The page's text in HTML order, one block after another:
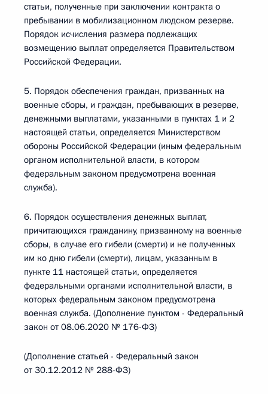
статьи, полученные при заключении контракта о
пребывании в мобилизационном людском резерве.
Порядок исчисления размера подлежащих
возмещению выплат определяется Правительством
Российской Федерации.
5. Порядок обеспечения граждан, призванных на
военные сборы, и граждан, пребывающих в резерве,
денежными выплатами, указанными в пунктах 1 и 2
настоящей статьи, определяется Министерством
обороны Российской Федерации (иным федеральным
органом исполнительной власти, в котором
федеральным законом предусмотрена военная
служба).
6. Порядок осуществления денежных выплат,
причитающихся гражданину, призванному на военные
сборы, в случае его гибели (смерти) и не полученных
им ко дню гибели (смерти), лицам, указанным в
пункте 11 настоящей статьи, определяется
федеральными органами исполнительной власти, в
которых федеральным законом предусмотрена
военная служба. (Дополнение пунктом - Федеральный
закон от 08.06.2020 № 176-ФЗ)
(Дополнение статьей - Федеральный закон
от 30.12.2012 № 288-ФЗ)